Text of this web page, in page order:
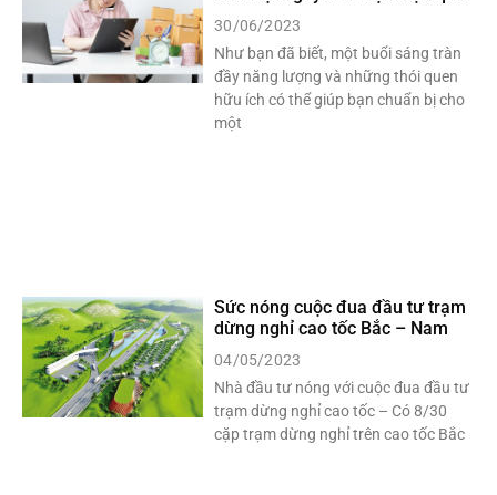
30/06/2023
Như bạn đã biết, một buổi sáng tràn
đầy năng lượng và những thói quen
hữu ích có thể giúp bạn chuẩn bị cho
một
Sức nóng cuộc đua đầu tư trạm
dừng nghỉ cao tốc Bắc – Nam
04/05/2023
Nhà đầu tư nóng với cuộc đua đầu tư
trạm dừng nghỉ cao tốc – Có 8/30
cặp trạm dừng nghỉ trên cao tốc Bắc